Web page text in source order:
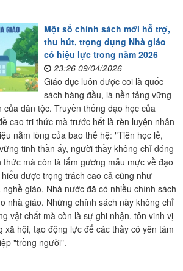
Một số chính sách mới hỗ trợ,
thu hút, trọng dụng Nhà giáo
có hiệu lực trong năm 2026
23:26 09/04/2026
Giáo dục luôn được coi là quốc
sách hàng đầu, là nền tảng vững
dân tộc. Truyền thống đạo học của
cao tri thức mà trước hết là rèn luyện nhân
nằm lòng của bao thế hệ: "Tiên học lễ,
tinh thần ấy, người thầy không chỉ đóng
thức mà còn là tấm gương mẫu mực về đạo
được trọng trách cao cả cũng như
giáo, Nhà nước đã có nhiều chính sách
nhà giáo. Những chính sách này không chỉ
vật chất mà còn là sự ghi nhận, tôn vinh vị
xã hội, tạo động lực để các thầy cô yên tâm
"trồng người".